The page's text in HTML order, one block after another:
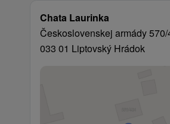
Chata Laurinka
Československej armády 570/
033 01 Liptovský Hrádok